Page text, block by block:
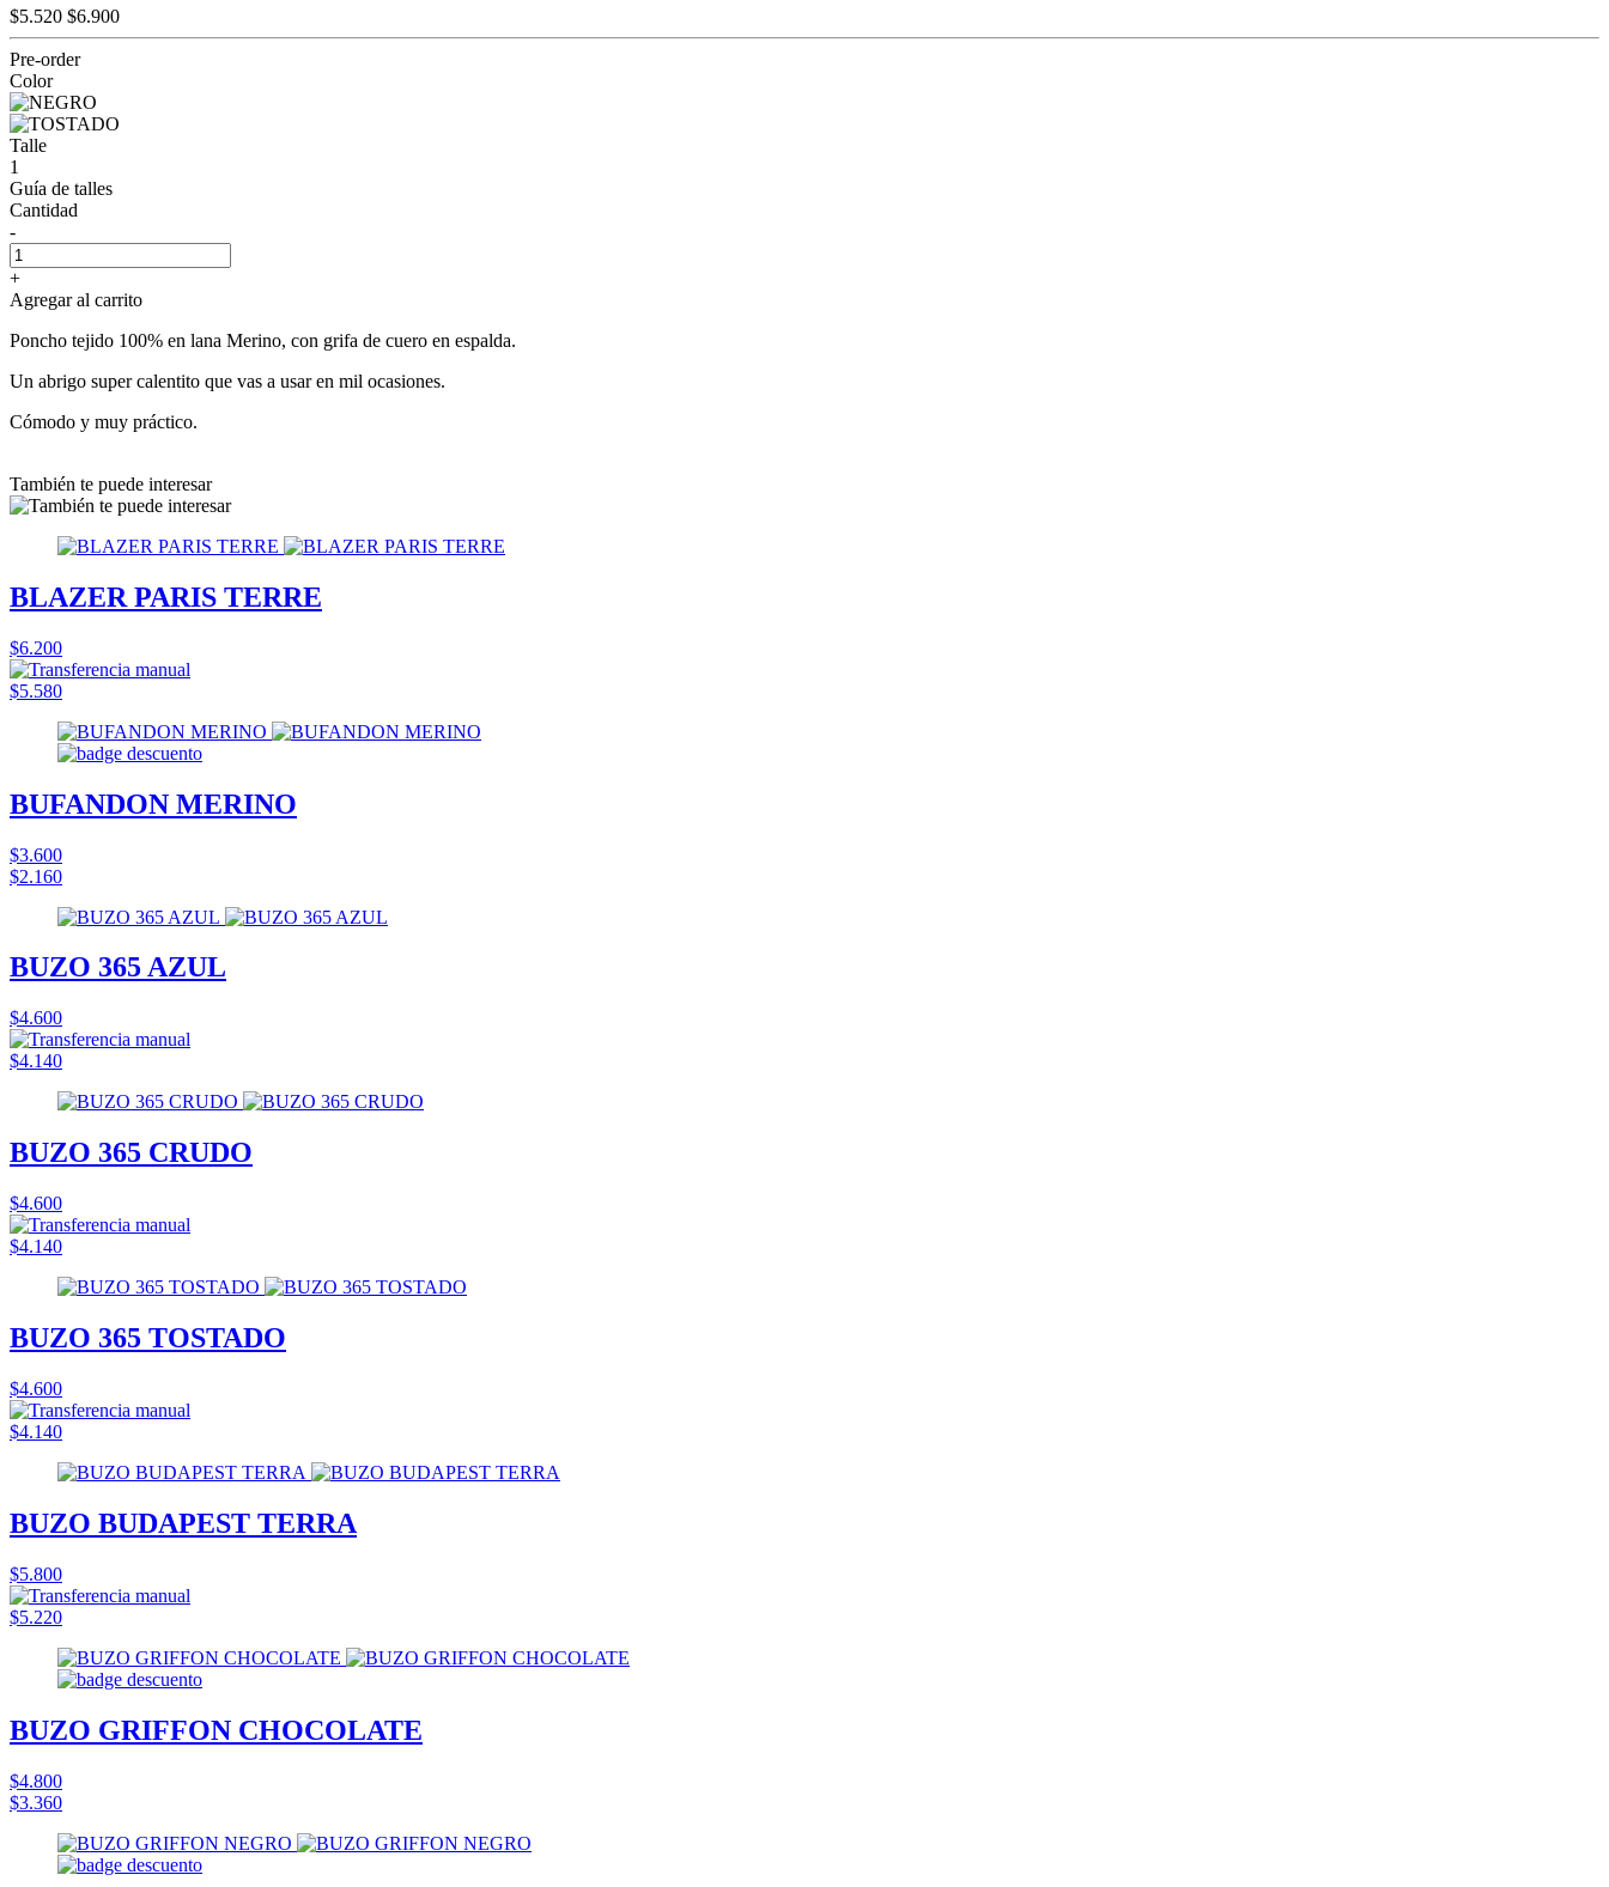
$5.520 $6.900
Pre-order
Color
Talle
1
Guía de talles
Cantidad
-
+
Agregar al carrito
Poncho tejido 100% en lana Merino, con grifa de cuero en espalda.
Un abrigo super calentito que vas a usar en mil ocasiones.
Cómodo y muy práctico.
También te puede interesar
BLAZER PARIS TERRE
$6.200
$5.580
BUFANDON MERINO
$3.600
$2.160
BUZO 365 AZUL
$4.600
$4.140
BUZO 365 CRUDO
$4.600
$4.140
BUZO 365 TOSTADO
$4.600
$4.140
BUZO BUDAPEST TERRA
$5.800
$5.220
BUZO GRIFFON CHOCOLATE
$4.800
$3.360